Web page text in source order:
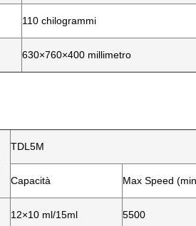
110 chilogrammi
630×760×400 millimetro
TDL5M
Capacità Max Speed
12×10 ml/15ml 5500